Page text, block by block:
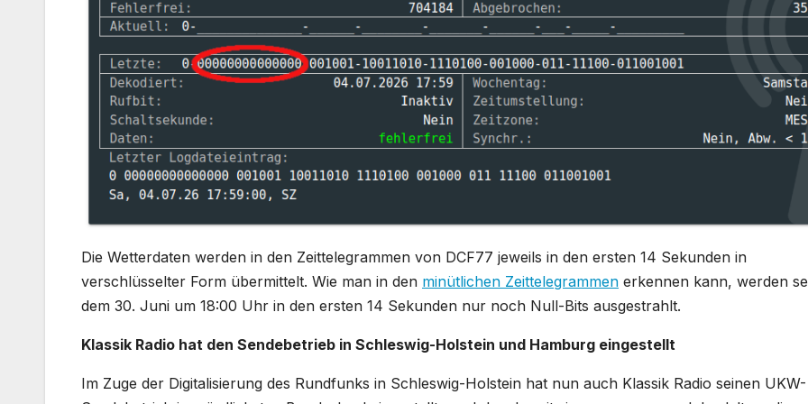
Die Wetterdaten werden in den Zeittelegrammen von DCF77 jeweils in den ersten 14 Sekunden in
verschlüsselter Form übermittelt. Wie man in den minütlichen Zeittelegrammen erkennen kann, werden
dem 30. Juni um 18:00 Uhr in den ersten 14 Sekunden nur noch Null-Bits ausgestrahlt.
Klassik Radio hat den Sendebetrieb in Schleswig-Holstein und Hamburg eingestellt
Im Zuge der Digitalisierung des Rundfunks in Schleswig-Holstein hat nun auch Klassik Radio seinen UKW-